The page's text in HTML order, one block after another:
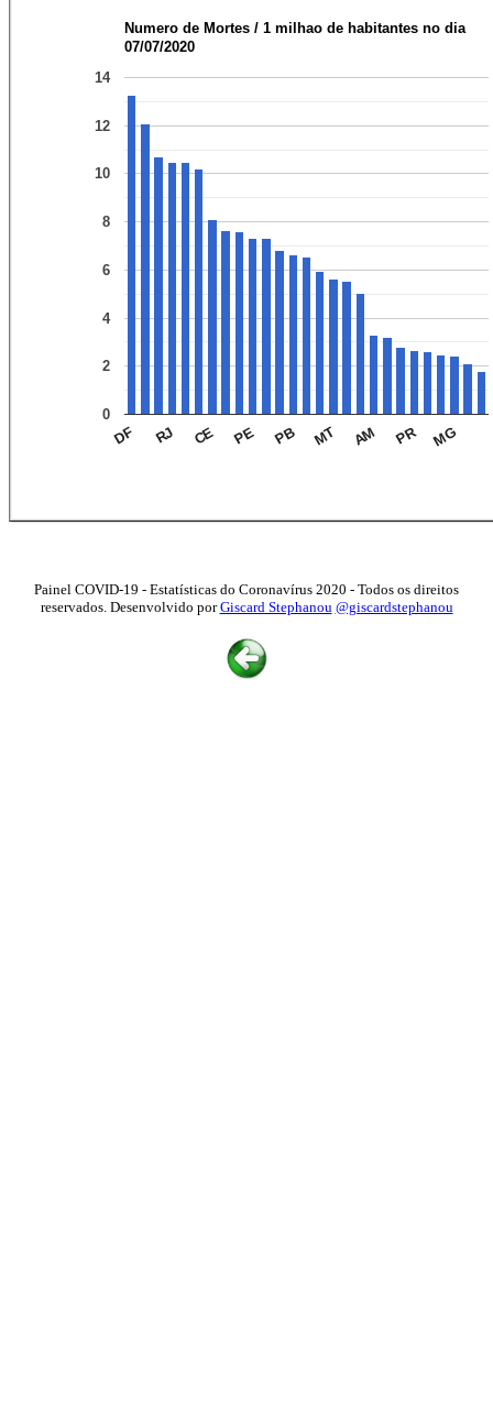
Numero de Mortes / 1 milhao de habitantes no dia
07/07/2020
DF RJ CE PE PB MT AM PR MG
0
2
4
6
8
10
12
14
Painel COVID-19 - Estatísticas do Coronavírus 2020 - Todos os direitos
reservados. Desenvolvido porGiscard Stephanou @giscardstephanou